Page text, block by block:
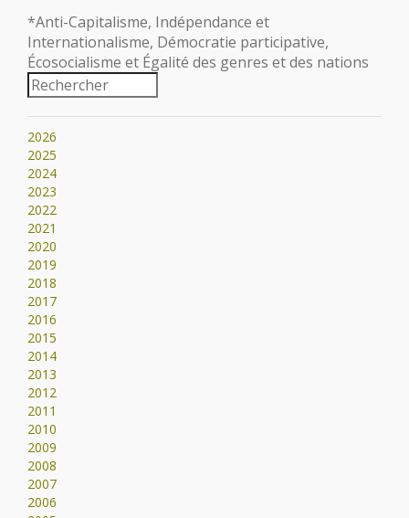
*Anti-Capitalisme, Indépendance et
Internationalisme, Démocratie participative,
Écosocialisme et Égalité des genres et des nations
2026
2025
2024
2023
2022
2021
2020
2019
2018
2017
2016
2015
2014
2013
2012
2011
2010
2009
2008
2007
2006